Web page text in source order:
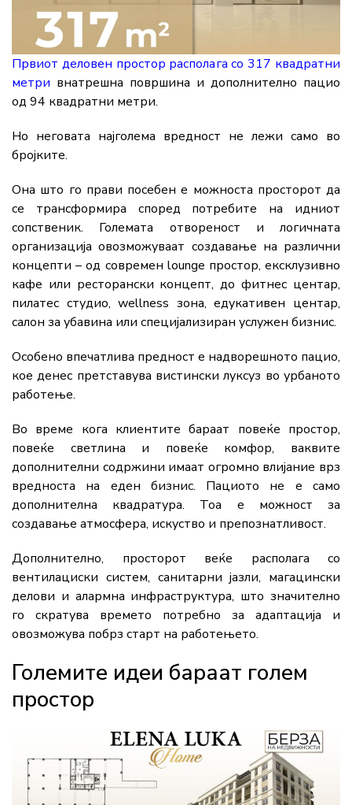
Првиот деловен простор располага со 317 квадратни
метри внатрешна површина и дополнително пацио
од 94 квадратни метри.
Но неговата најголема вредност не лежи само во
бројките.
Она што го прави посебен е можноста просторот да
се трансформира според потребите на идниот
сопственик. Големата отвореност и логичната
организација овозможуваат создавање на различни
концепти – од современ lounge простор, ексклузивно
кафе или ресторански концепт, до фитнес центар,
пилатес студио, wellness зона, едукативен центар,
салон за убавина или специјализиран услужен бизнис.
Особено впечатлива предност е надворешното пацио,
кое денес претставува вистински луксуз во урбаното
работење.
Во време кога клиентите бараат повеќе простор,
повеќе светлина и повеќе комфор, ваквите
дополнителни содржини имаат огромно влијание врз
вредноста на еден бизнис. Пациото не е само
дополнителна квадратура. Тоа е можност за
создавање атмосфера, искуство и препознатливост.
Дополнително, просторот веќе располага со
вентилациски систем, санитарни јазли, магацински
делови и алармна инфраструктура, што значително
го скратува времето потребно за адаптација и
овозможува побрз старт на работењето.
Големите идеи бараат голем
простор